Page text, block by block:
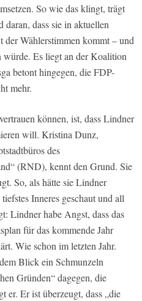
So wie das klingt, trägt
dass sie in aktuellen
der Wählerstimmen kommt – und
würde. Es liegt an der Koalition
betont hingegen, die FDP-
mehr.
können, ist, dass Lindner
will. Kristina Dunz,
des
(RND), kennt den Grund. Sie
So, als hätte sie Lindner
Inneres geschaut und all
Lindner habe Angst, dass das
für das kommende Jahr
Wie schon im letzten Jahr.
Blick ein Schmunzeln
Gründen“ dagegen, die
er. Er ist überzeugt, dass „die